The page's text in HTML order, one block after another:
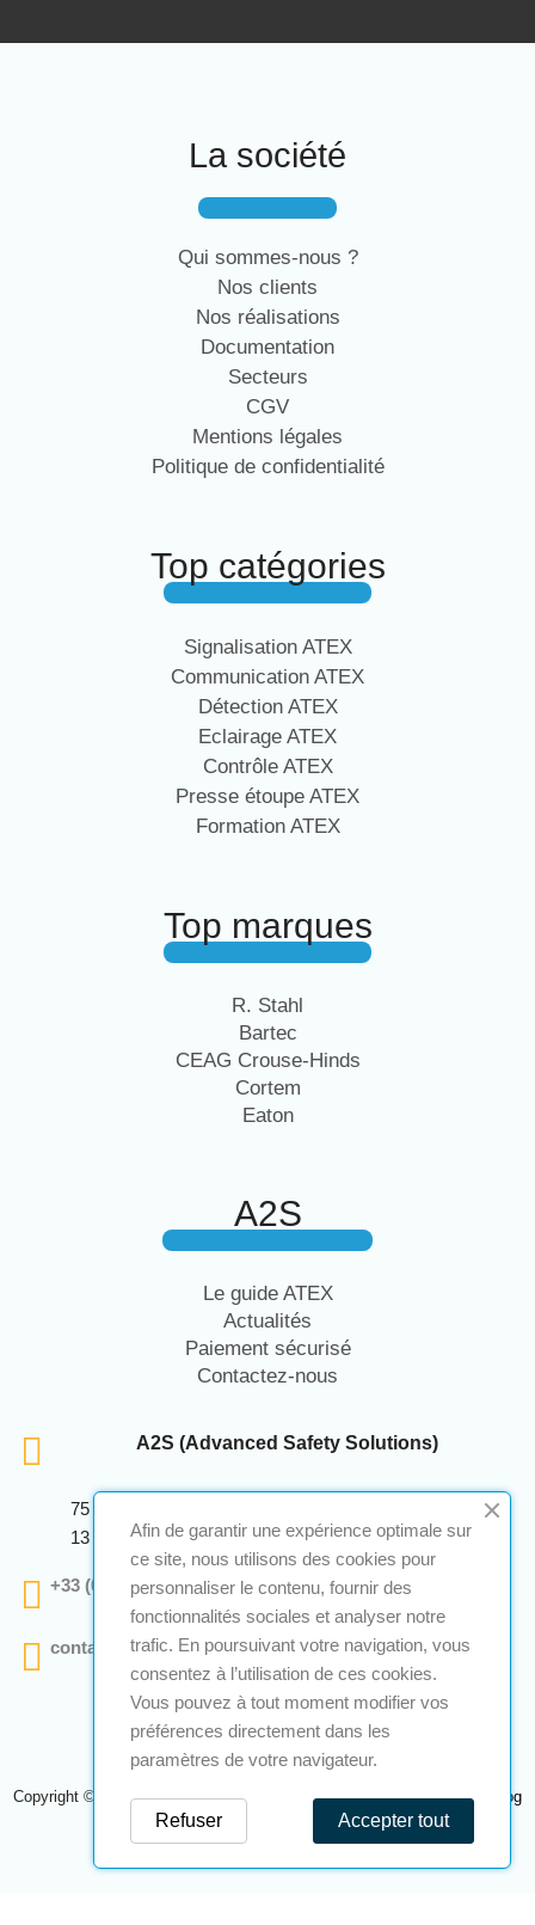
La société
Qui sommes-nous ?
Nos clients
Nos réalisations
Documentation
Secteurs
CGV
Mentions légales
Politique de confidentialité
Top catégories
Signalisation ATEX
Communication ATEX
Détection ATEX
Eclairage ATEX
Contrôle ATEX
Presse étoupe ATEX
Formation ATEX
Top marques
R. Stahl
Bartec
CEAG Crouse-Hinds
Cortem
Eaton
A2S
Le guide ATEX
Actualités
Paiement sécurisé
Contactez-nous
A2S (Advanced Safety Solutions)
75 Avenue Marcellin Berthelot Anthelios Bâtiment E
13 290 Aix En Provence
+33 (0)4 12 28 00 69
contact@a2s-atex.com
Copyright © 2026 A2S Atex. Tous droits réservés. Une réalisationNavilog
Afin de garantir une expérience optimale sur
ce site, nous utilisons des cookies pour
personnaliser le contenu, fournir des
fonctionnalités sociales et analyser notre
trafic. En poursuivant votre navigation, vous
consentez à l’utilisation de ces cookies.
Vous pouvez à tout moment modifier vos
préférences directement dans les
paramètres de votre navigateur.
Accepter tout
Refuser